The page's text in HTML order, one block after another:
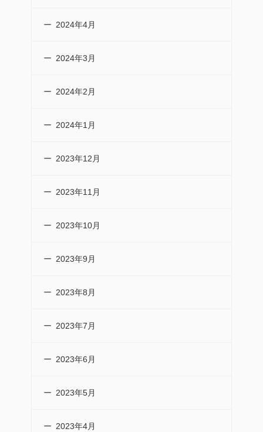
2024年4月
2024年3月
2024年2月
2024年1月
2023年12月
2023年11月
2023年10月
2023年9月
2023年8月
2023年7月
2023年6月
2023年5月
2023年4月